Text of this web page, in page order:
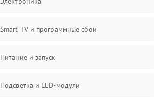
Smart TV и программные сбои
Питание и запуск
Подсветка и LED-модули